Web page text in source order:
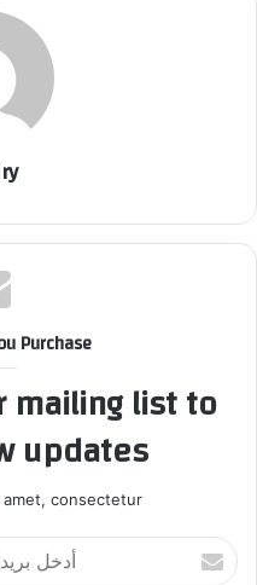
Purchase
mailing list to
updates!
consectetur.
أ
د